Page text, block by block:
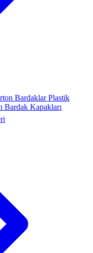
BardaklarPlastik
Bardak Kapakları